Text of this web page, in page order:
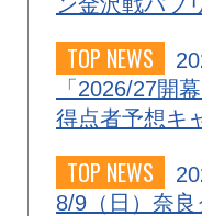
TOP NEWS
「2026/27開
得点者予想キ
TOP NEWS
8/9（日）奈